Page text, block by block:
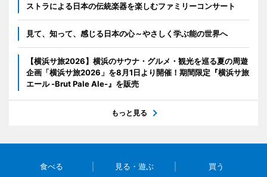
ストラによる日本の伝統楽器を楽しむファミリーコンサート
見て、知って、感じる日本の心～やさしく学ぶ能の世界へ
【横浜サ旅2026】横浜のサウナ・グルメ・観光を巡る夏の周遊
企画「横浜サ旅2026」を8月1日より開催！期間限定『横浜サ旅
エール -Brut Pale Ale-』を販売
もっと見る
食べる 見る・遊ぶ 買う